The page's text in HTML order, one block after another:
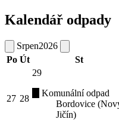
Kalendář odpady
Srpen2026
Po Út St
27 28
29
Komunální odpad
Bordovice
Jičín)